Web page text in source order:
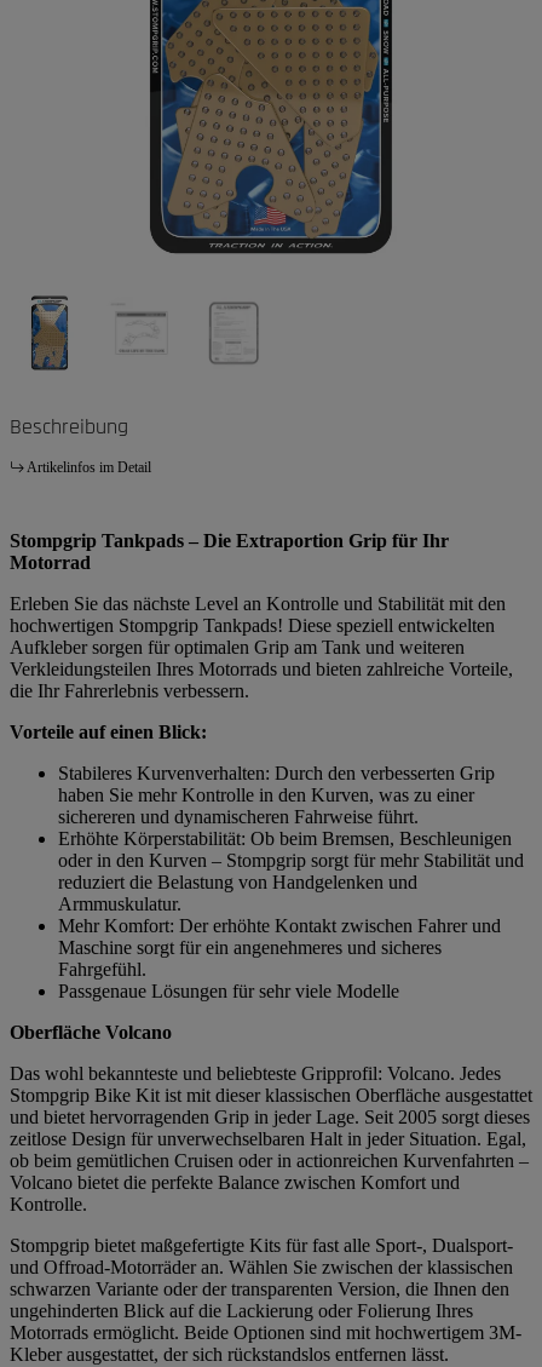
Beschreibung
Artikelinfos im Detail
Stompgrip Tankpads – Die Extraportion Grip für Ihr
Motorrad
Erleben Sie das nächste Level an Kontrolle und Stabilität mit den
hochwertigen Stompgrip Tankpads! Diese speziell entwickelten
Aufkleber sorgen für optimalen Grip am Tank und weiteren
Verkleidungsteilen Ihres Motorrads und bieten zahlreiche Vorteile,
die Ihr Fahrerlebnis verbessern.
Vorteile auf einen Blick:
Stabileres Kurvenverhalten: Durch den verbesserten Grip
haben Sie mehr Kontrolle in den Kurven, was zu einer
sichereren und dynamischeren Fahrweise führt.
Erhöhte Körperstabilität: Ob beim Bremsen, Beschleunigen
oder in den Kurven – Stompgrip sorgt für mehr Stabilität und
reduziert die Belastung von Handgelenken und
Armmuskulatur.
Mehr Komfort: Der erhöhte Kontakt zwischen Fahrer und
Maschine sorgt für ein angenehmeres und sicheres
Fahrgefühl.
Passgenaue Lösungen für sehr viele Modelle
Oberfläche Volcano
Das wohl bekannteste und beliebteste Gripprofil: Volcano. Jedes
Stompgrip Bike Kit ist mit dieser klassischen Oberfläche ausgestattet
und bietet hervorragenden Grip in jeder Lage. Seit 2005 sorgt dieses
zeitlose Design für unverwechselbaren Halt in jeder Situation. Egal,
ob beim gemütlichen Cruisen oder in actionreichen Kurvenfahrten –
Volcano bietet die perfekte Balance zwischen Komfort und
Kontrolle.
Stompgrip bietet maßgefertigte Kits für fast alle Sport-, Dualsport-
und Offroad-Motorräder an. Wählen Sie zwischen der klassischen
schwarzen Variante oder der transparenten Version, die Ihnen den
ungehinderten Blick auf die Lackierung oder Folierung Ihres
Motorrads ermöglicht. Beide Optionen sind mit hochwertigem 3M-
Kleber ausgestattet, der sich rückstandslos entfernen lässt.